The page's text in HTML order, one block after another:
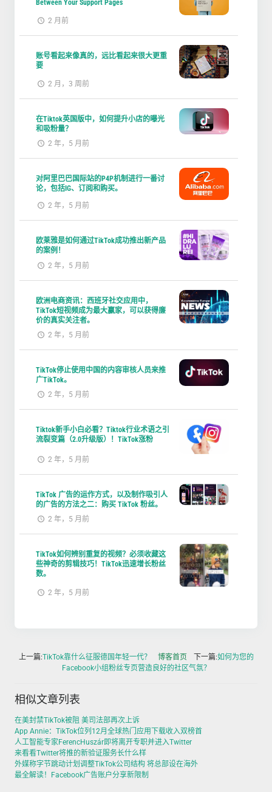
Between Your Support Pages
2 月前
账号看起来像真的，远比看起来很大更重
要
2 月，3 周前
在Tiktok英国版中，如何提升小店的曝光
和吸粉量？
2 年，5 月前
对阿里巴巴国际站的P4P机制进行一番讨
论，包括IG、订阅和购买。
2 年，5 月前
欧莱雅是如何通过TikTok成功推出新产品
的案例！
2 年，5 月前
欧洲电商资讯：西班牙社交应用中，
TikTok短视频成为最大赢家，可以获得廉
价的真实关注者。
2 年，5 月前
TikTok停止使用中国的内容审核人员来推
广TikTok。
2 年，5 月前
Tiktok新手小白必看？Tiktok行业术语之引
流裂变篇（2.0升级版）！TikTok涨粉
2 年，5 月前
TikTok 广告的运作方式，以及制作吸引人
的广告的方法之二：购买 TikTok 粉丝。
2 年，5 月前
TikTok如何辨别重复的视频？必须收藏这
些神奇的剪辑技巧！TikTok迅速增长粉丝
数。
2 年，5 月前
上一篇:TikTok靠什么征服德国年轻一代？ 博客首页 下一篇:如何为您的
Facebook小组粉丝专页营造良好的社区气氛？
相似文章列表
在美封禁TikTok被阻 美司法部再次上诉
App Annie：TikTok位列12月全球热门应用下载收入双榜首
人工智能专家FerencHuszár即将离开专职并进入Twitter
来看看Twitter将推的新验证服务长什么样
外媒称字节跳动计划调整TikTok公司结构 将总部设在海外
最全解读！Facebook广告账户分享新限制